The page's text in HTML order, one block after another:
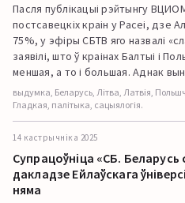
Пасля публікацыі рэйтынгу
постсавецкіх краін у Расеі, дзе
75%, у эфіры СБТВ яго назвалі
заявілі, што ў краінах Балтыі і
меншая, а то і большая. Аднак
выдумка, Беларусь, Літва, Латвія,
Гладкая, палітыка, сацыялогія.
14 кастрычніка 2025
Супрацоўніца «СБ. Беларусь
дакладзе Ейлаўскага
няма